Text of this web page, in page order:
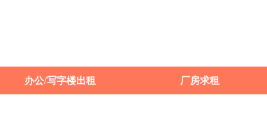
办公/写字楼出租 厂房求租